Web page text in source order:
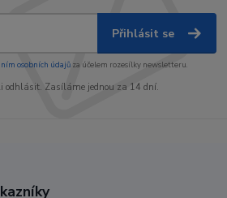
Přihlásit se
osobních údajůza účelem rozesílky newsletteru.
odhlásit. Zasíláme jednou za 14 dní.